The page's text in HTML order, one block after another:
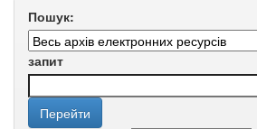
Пошук:
запит